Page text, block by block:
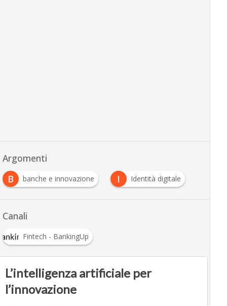
Argomenti
B
banche e innovazione I Identità digitale
Canali
Fintech - BankingUp
L’intelligenza artificiale per
l’innovazione